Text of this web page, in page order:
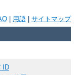
用語 サイトマップ
ID